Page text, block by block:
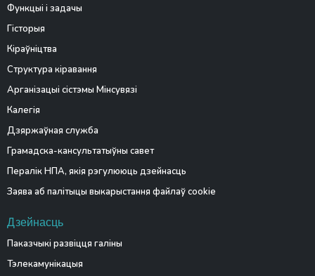
Функцыі і задачы
Гісторыя
Кіраўніцтва
Структура кіравання
Арганізацыі сістэмы Мінсувязі
Калегія
Дзяржаўная служба
Грамадска-кансультатыўны савет
Пералік НПА, якія рэгулююць дзейнасць
Заява аб палітыцы выкарыстання файлаў cookie
Дзейнасць
Паказчыкі развіцця галіны
Тэлекамунікацыя